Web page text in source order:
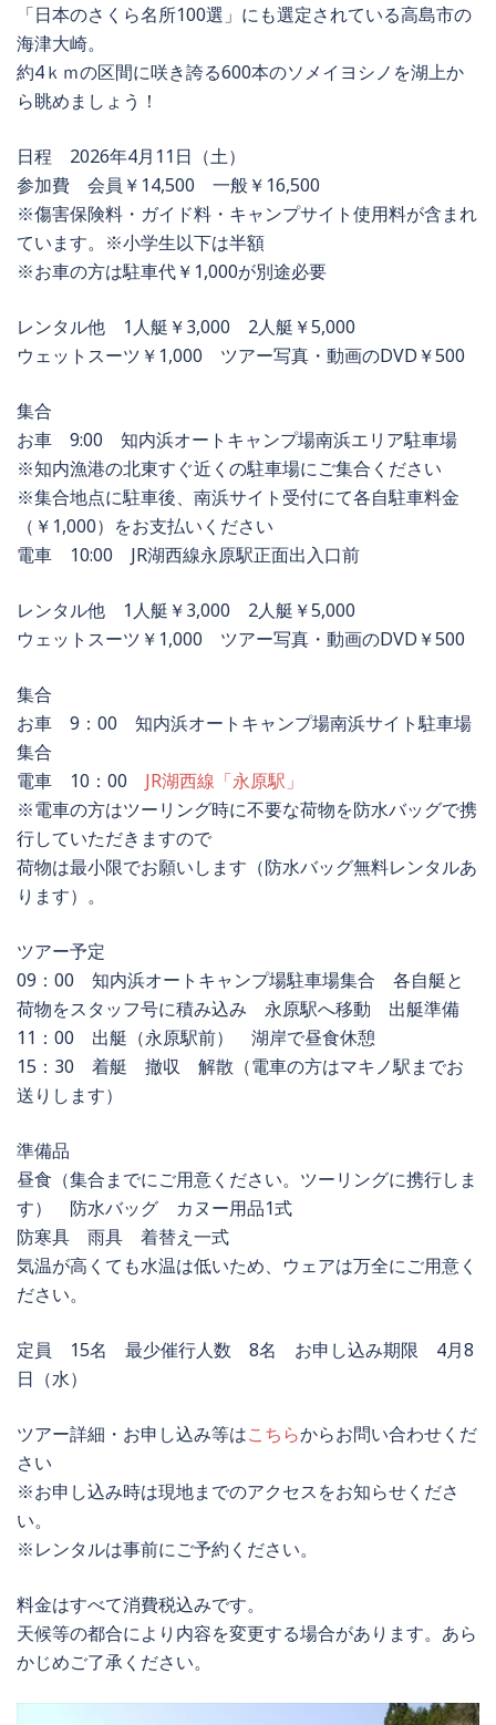
「日本のさくら名所100選」にも選定されている高島市の
海津大崎。
約4ｋｍの区間に咲き誇る600本のソメイヨシノを湖上か
ら眺めましょう！
日程 2026年4月11日（土）
参加費 会員￥14,500 一般￥16,500
※傷害保険料・ガイド料・キャンプサイト使用料が含まれ
ています。※小学生以下は半額
※お車の方は駐車代￥1,000が別途必要
レンタル他 1人艇￥3,000 2人艇￥5,000
ウェットスーツ￥1,000 ツアー写真・動画のDVD￥500
集合
お車 9:00 知内浜オートキャンプ場南浜エリア駐車場
※知内漁港の北東すぐ近くの駐車場にご集合ください
※集合地点に駐車後、南浜サイト受付にて各自駐車料金
（￥1,000）をお支払いください
電車 10:00 JR湖西線永原駅正面出入口前
レンタル他 1人艇￥3,000 2人艇￥5,000
ウェットスーツ￥1,000 ツアー写真・動画のDVD￥500
集合
お車 9：00 知内浜オートキャンプ場南浜サイト駐車場
集合
電車 10：00 JR湖西線「永原駅」
※電車の方はツーリング時に不要な荷物を防水バッグで携
行していただきますので
荷物は最小限でお願いします（防水バッグ無料レンタルあ
ります）。
ツアー予定
09：00 知内浜オートキャンプ場駐車場集合 各自艇と
荷物をスタッフ号に積み込み 永原駅へ移動 出艇準備
11：00 出艇（永原駅前） 湖岸で昼食休憩
15：30 着艇 撤収 解散（電車の方はマキノ駅までお
送りします）
準備品
昼食（集合までにご用意ください。ツーリングに携行しま
す） 防水バッグ カヌー用品1式
防寒具 雨具 着替え一式
気温が高くても水温は低いため、ウェアは万全にご用意く
ださい。
定員 15名 最少催行人数 8名 お申し込み期限 4月8
日（水）
ツアー詳細・お申し込み等はこちらからお問い合わせくだ
さい
※お申し込み時は現地までのアクセスをお知らせくださ
い。
※レンタルは事前にご予約ください。
料金はすべて消費税込みです。
天候等の都合により内容を変更する場合があります。あら
かじめご了承ください。